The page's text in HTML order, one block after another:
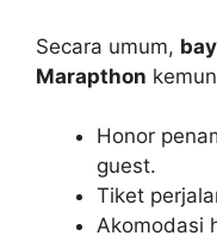
Secara umum,
Marapthon
Honor
guest.
Tiket
Akomodasi